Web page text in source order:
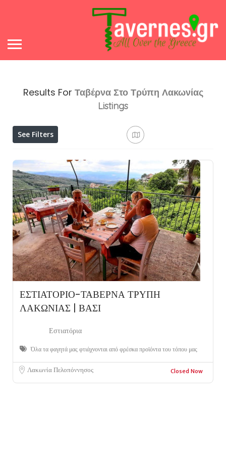
Results For Ταβέρνα Στο Τρύπη Λακωνίας
Listings
See Filters
ΕΣΤΙΑΤΟΡΙΟ-ΤΑΒΕΡΝΑ ΤΡΥΠΗ
ΛΑΚΩΝΙΑΣ | ΒΑΣΙ
Εστιατόρια
Όλα τα φαγητά μας φτιάχνονται από φρέσκα προϊόντα του τόπου μας
Λακωνία Πελοπόννησος Closed Now